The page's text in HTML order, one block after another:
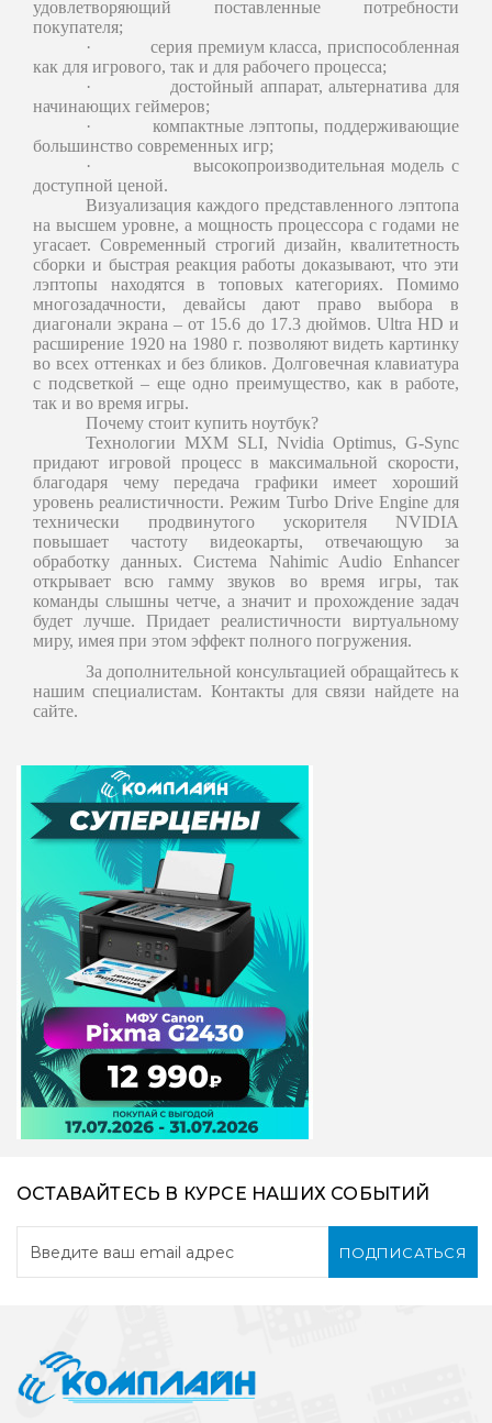
удовлетворяющий поставленные потребности
покупателя;
·
серия премиум класса, приспособленная
как для игрового, так и для рабочего процесса;
·
достойный аппарат, альтернатива для
начинающих геймеров;
·
компактные лэптопы, поддерживающие
большинство современных игр;
·
высокопроизводительная модель с
доступной ценой.
Визуализация каждого представленного лэптопа
на высшем уровне, а мощность процессора с годами не
угасает. Современный строгий дизайн, квалитетность
сборки и быстрая реакция работы доказывают, что эти
лэптопы находятся в топовых категориях. Помимо
многозадачности, девайсы дают право выбора в
диагонали экрана – от 15.6 до 17.3 дюймов. Ultra HD и
расширение 1920 на 1980 г. позволяют видеть картинку
во всех оттенках и без бликов. Долговечная клавиатура
с подсветкой – еще одно преимущество, как в работе,
так и во время игры.
Почему стоит купить ноутбук?
Технологии MXM SLI, Nvidia Optimus, G-Sync
придают игровой процесс в максимальной скорости,
благодаря чему передача графики имеет хороший
уровень реалистичности. Режим Turbo Drive Engine для
технически продвинутого ускорителя NVIDIA
повышает частоту видеокарты, отвечающую за
обработку данных. Система Nahimic Audio Enhancer
открывает всю гамму звуков во время игры, так
команды слышны четче, а значит и прохождение задач
будет лучше. Придает реалистичности виртуальному
миру, имея при этом эффект полного погружения.
За дополнительной консультацией обращайтесь к
нашим специалистам. Контакты для связи найдете на
сайте.
ОСТАВАЙТЕСЬ В КУРСЕ НАШИХ СОБЫТИЙ
ПОДПИСАТЬСЯ